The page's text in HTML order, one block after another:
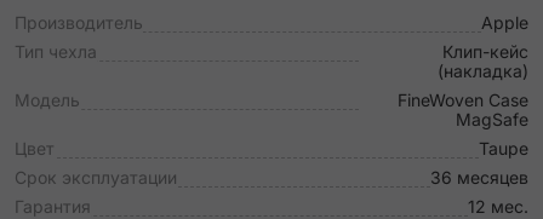
Производитель
Apple
Тип чехла
Клип-кейс
(накладка)
Модель
FineWoven Case
MagSafe
Цвет
Taupe
Срок эксплуатации
36 месяцев
Гарантия
12 мес.